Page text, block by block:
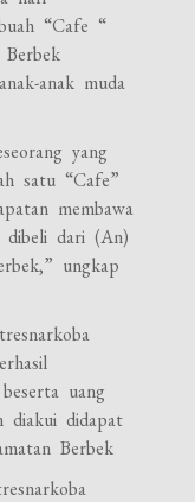
“Cafe “
anak muda
yang
satu “Cafe”
membawa
dari (An)
ungkap
uang
diakui didapat
Berbek